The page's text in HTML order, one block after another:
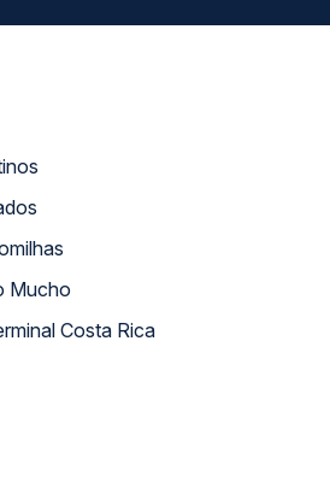
Mucho
La terminal Costa Rica